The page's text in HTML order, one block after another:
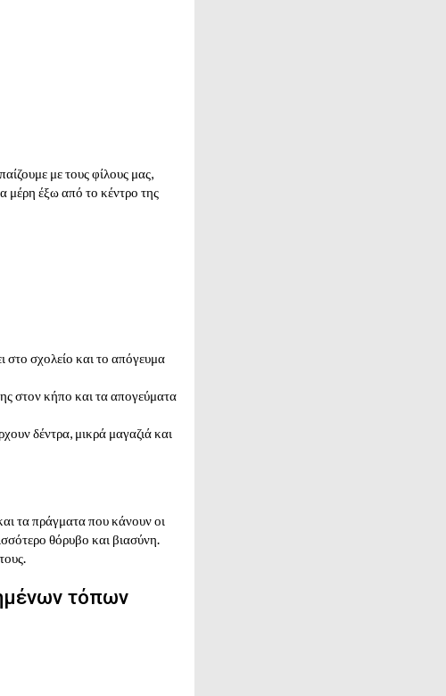
με τους φίλους μας,
μέρη έξω από το κέντρο της
στο σχολείο και το απόγευμα
στον κήπο και τα απογεύματα
δέντρα, μικρά μαγαζιά και
τα πράγματα που κάνουν οι
θόρυβο και βιασύνη.
τόπων